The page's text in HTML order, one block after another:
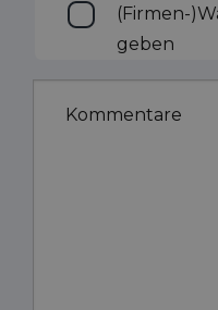
(Firmen-
geben
Kommentare